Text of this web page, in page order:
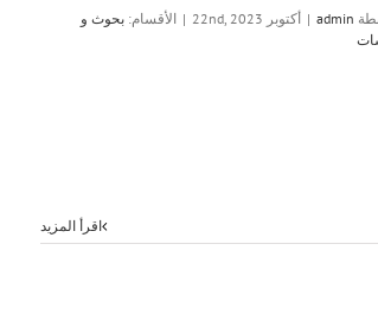
admin
| أكتوبر 22nd, 2023 | الأقسام: بحوث و
اقرأ المزيد